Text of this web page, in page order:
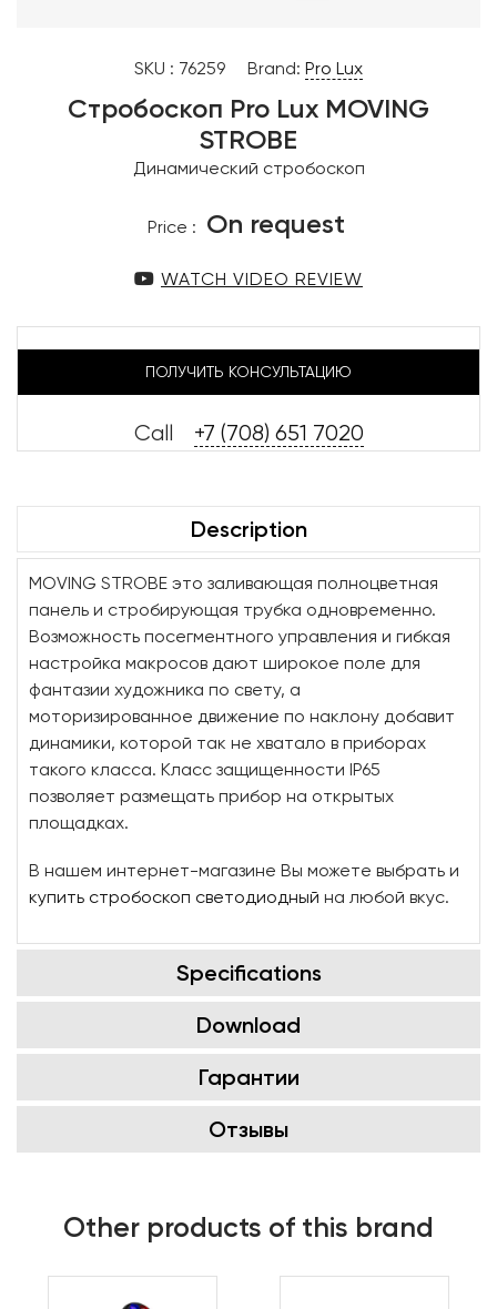
SKU : 76259 Brand: Pro Lux
Стробоскоп Pro Lux MOVING
STROBE
Динамический стробоскоп
Price : On request
WATCH VIDEO REVIEW
ПОЛУЧИТЬ КОНСУЛЬТАЦИЮ
Call +7 (708) 651 7020
Description
MOVING STROBE это заливающая полноцветная
панель и стробирующая трубка одновременно.
Возможность посегментного управления и гибкая
настройка макросов дают широкое поле для
фантазии художника по свету, а
моторизированное движение по наклону добавит
динамики, которой так не хватало в приборах
такого класса. Класс защищенности IP65
позволяет размещать прибор на открытых
площадках.
В нашем интернет-магазине Вы можете выбрать и
купить стробоскоп светодиодный на любой вкус.
Specifications
Download
Гарантии
Отзывы
Other products of this brand